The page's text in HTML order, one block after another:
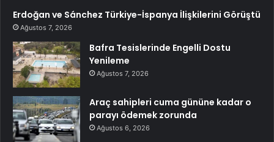
Erdoğan ve Sánchez Türkiye-İspanya İlişkilerini Görüştü
Ağustos 7, 2026
Bafra Tesislerinde Engelli Dostu
Yenileme
Ağustos 7, 2026
Araç sahipleri cuma gününe kadar o
parayı ödemek zorunda
Ağustos 6, 2026